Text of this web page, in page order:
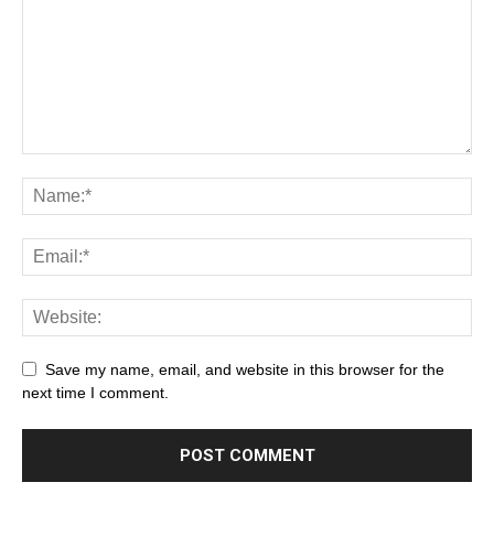
Save my name, email, and website in this browser for the
next time I comment.